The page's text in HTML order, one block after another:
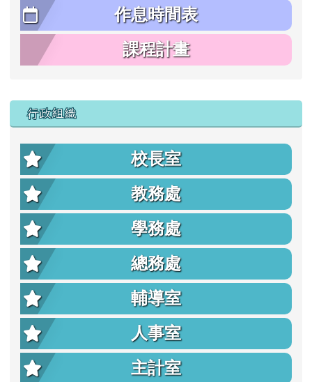
作息時間表
課程計畫
行政組織
校長室
教務處
學務處
總務處
輔導室
人事室
主計室